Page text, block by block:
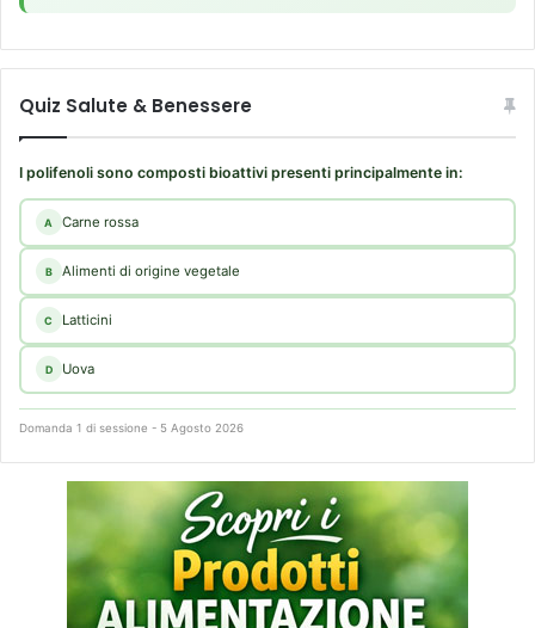
Quiz Salute & Benessere
I polifenoli sono composti bioattivi presenti principalmente in:
A Carne rossa
B Alimenti di origine vegetale
C Latticini
D Uova
Domanda 1 di sessione - 5 Agosto 2026